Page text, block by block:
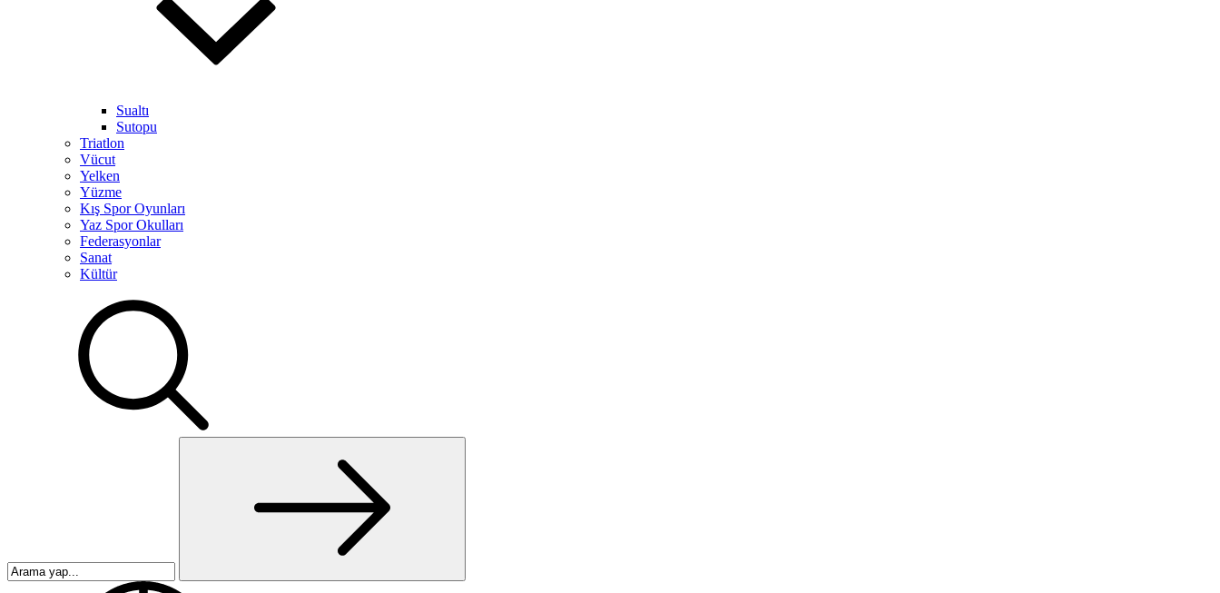
Sualtı
Sutopu
Triatlon
Vücut
Yelken
Yüzme
Kış Spor Oyunları
Yaz Spor Okulları
Federasyonlar
Sanat
Kültür